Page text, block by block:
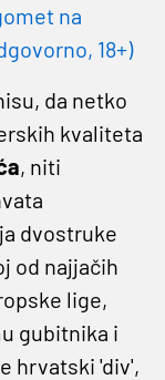
na
18+)
da netko
kvaliteta
, niti
dvostruke
od najjačih
lige,
gubitnika i
hrvatski 'div',